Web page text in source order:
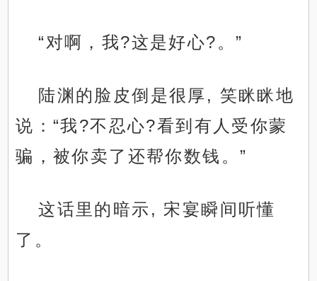
“对啊，我?这是好心?。”
陆渊的脸皮倒是很厚, 笑眯眯地
说：“我?不忍心?看到有人受你蒙
骗，被你卖了还帮你数钱。”
这话里的暗示, 宋宴瞬间听懂
了。